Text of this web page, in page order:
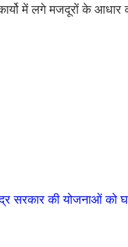
में लगे मजदूरों के
सरकार की योजनाओं